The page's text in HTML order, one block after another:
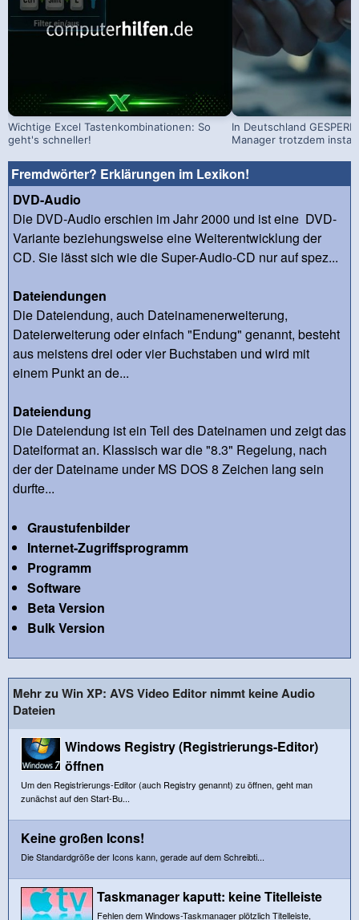
Wichtige Excel Tastenkombinationen: So
geht's schneller!
In Deutschland
Manager trotzdem
Fremdwörter? Erklärungen im Lexikon!
DVD-Audio
Die DVD-Audio erschien im Jahr 2000 und ist eine DVD-
Variante beziehungsweise eine Weiterentwicklung der
CD. Sie lässt sich wie die Super-Audio-CD nur auf spez...
Dateiendungen
Die Dateiendung, auch Dateinamenerweiterung,
Dateierweiterung oder einfach "Endung" genannt, besteht
aus meistens drei oder vier Buchstaben und wird mit
einem Punkt an de...
Dateiendung
Die Dateiendung ist ein Teil des Dateinamen und zeigt das
Dateiformat an. Klassisch war die "8.3" Regelung, nach
der der Dateiname under MS DOS 8 Zeichen lang sein
durfte...
Graustufenbilder
Internet-Zugriffsprogramm
Programm
Software
Beta Version
Bulk Version
Mehr zu Win XP: AVS Video Editor nimmt keine Audio
Dateien
Windows Registry (Registrierungs-Editor)
öffnen
Um den Registrierungs-Editor (auch Registry genannt) zu öffnen, geht man
zunächst auf den Start-Bu...
Keine großen Icons!
Die Standardgröße der Icons kann, gerade auf dem Schreibti...
Taskmanager kaputt: keine Titelleiste
Fehlen dem Windows-Taskmanager plötzlich Titelleiste,